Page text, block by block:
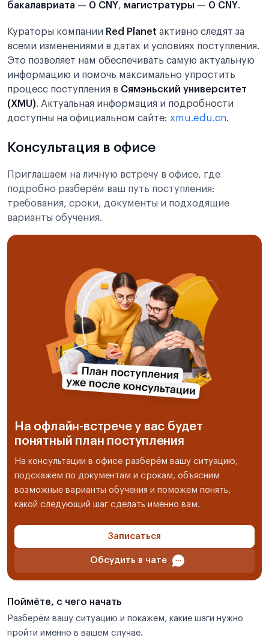
бакалавриата — 0 CNY, магистратуры — 0 CNY.
Кураторы компании Red Planet активно следят за
всеми изменениями в датах и условиях поступления.
Это позволяет нам обеспечивать самую актуальную
информацию и помочь максимально упростить
процесс поступления в Сямэньский университет
(XMU). Актуальная информация и подробности
доступны на официальном сайте: xmu.edu.cn.
Консультация в офисе
Приглашаем на личную встречу в офисе, где
подробно разберём ваш путь поступления:
требования, сроки, документы и подходящие
варианты обучения.
На офлайн-встрече у вас будет
понятный план поступления
На консультации в офисе разберём вашу ситуацию,
подскажем по документам и срокам, объясним
возможные варианты обучения и поможем понять,
какой следующий шаг сделать именно вам.
Записаться
Обсудить в чате
Поймёте, с чего начать
Разберём вашу ситуацию и покажем, какие шаги нужно
пройти именно в вашем случае.